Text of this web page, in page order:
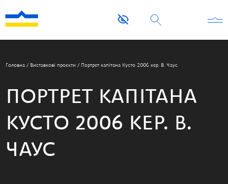
Головна / Виставкові проєкти / Портрет капітана Кусто 2006 кер. В. Чаус
ПОРТРЕТ КАПІТАНА
КУСТО 2006 КЕР. В.
ЧАУС